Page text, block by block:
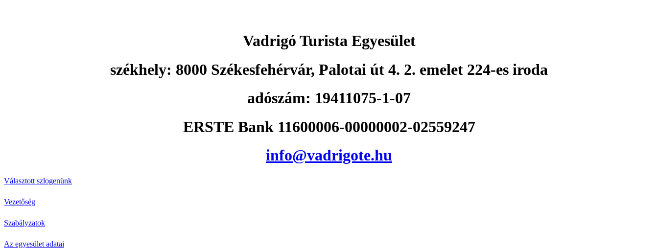
Vadrigó Turista Egyesület
székhely: 8000 Székesfehérvár, Palotai út 4. 2. emelet 224-es iroda
adószám: 19411075-1-07
ERSTE Bank 11600006-00000002-02559247
info@vadrigote.hu
Választott szlogenünk
Vezetőség
Szabályzatok
Az egyesület adatai